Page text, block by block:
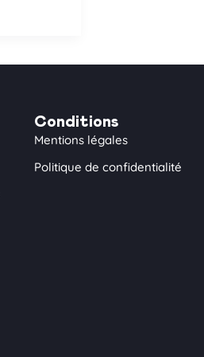
Conditions
Mentions légales
Politique de confidentialité